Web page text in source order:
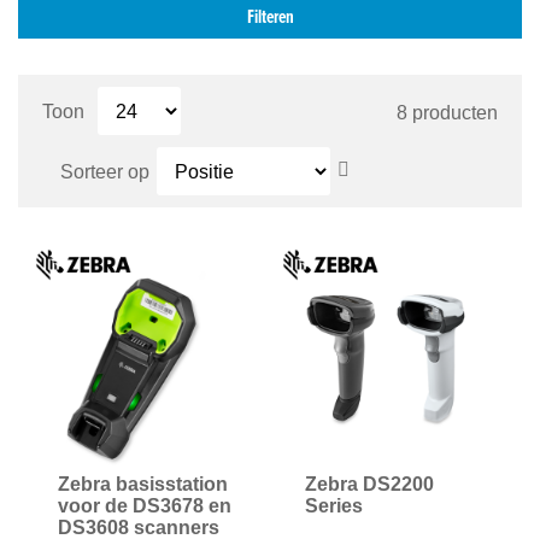
8 producten
Toon
Sorteer op
sorteren
Zebra basisstation
voor de DS3678 en
DS3608 scanners
Zebra DS2200
Series
Filteren